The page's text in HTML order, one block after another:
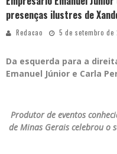
presenças ilustres de
Redacao 5 de setembro de
Da esquerda para a
Emanuel Júnior e Carla
Produtor de eventos
de Minas Gerais celebrou o